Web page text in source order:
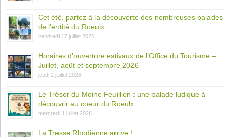
Cet été, partez à la découverte des nombreuses balades
de l’entité du Roeulx
vendredi 17 juillet 2026
Horaires d’ouverture estivaux de l’Office du Tourisme –
Juillet, août et septembre 2026
jeudi 2 juillet 2026
Le Trésor du Moine Feuillien : une balade ludique à
découvrir au coeur du Roeulx
mercredi 1 juillet 2026
La Tresse Rhodienne arrive !